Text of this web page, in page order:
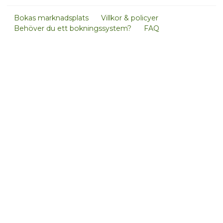
Bokas marknadsplats
Villkor & policyer
Behöver du ett bokningssystem?
FAQ